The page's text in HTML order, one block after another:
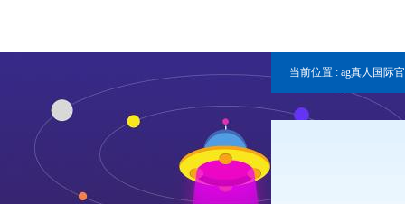
当前位置 : ag真人国际